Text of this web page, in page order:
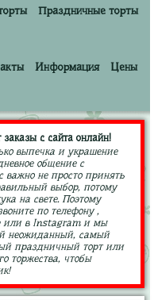
Праздничные торты
Информация
Цены
с сайта онлайн!
выпечка и украшение
общение с
важно не просто принять
выбор, потому
на свете. Поэтому
по телефону ,
или в Instagram и мы
неожиданный, самый
праздничный торт или
торжества, чтобы